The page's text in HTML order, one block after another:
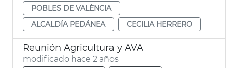
POBLES DE VALÈNCIA
ALCALDÍA PEDÁNEA
CECILIA HERRERO
Reunión Agricultura y AVA
modificado hace 2 años